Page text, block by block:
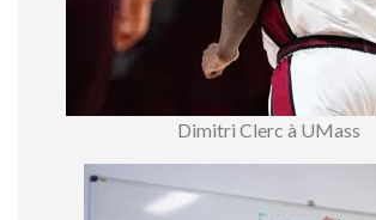
Dimitri Clerc à UMass